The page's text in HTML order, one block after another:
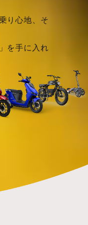
り心地、そ
を手に入れ